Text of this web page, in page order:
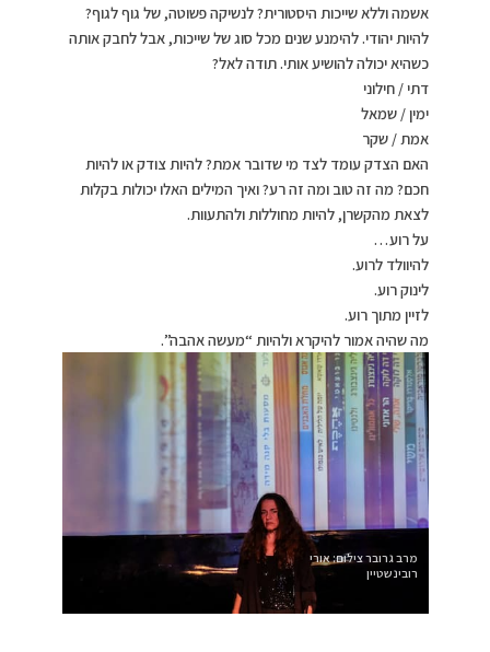
אשמה וללא שייכות היסטורית? לנשיקה פשוטה, של גוף לגוף?
להיות יהודי. להימנע שנים מכל סוג של שייכות, אבל לחבק אותה
כשהיא יכולה להושיע אותי. תודה לאל?
דתי / חילוני
ימין / שמאל
אמת / שקר
האם הצדק עומד לצד מי שדובר אמת? להיות צודק או להיות
חכם? מה זה טוב ומה זה רע? ואיך המילים האלו יכולות בקלות
לצאת מהקשרן, להיות מחוללות ולהתעוות.
על רוע…
להיוולד לרוע.
לינוק רוע.
לזיין מתוך רוע.
מה שהיה אמור להיקרא ולהיות “מעשה אהבה”.
מרב גרובר צילום: אורי
רובינשטיין